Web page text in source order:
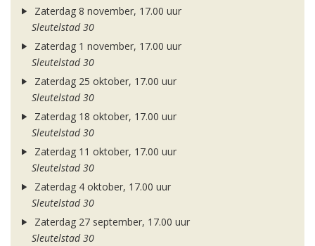
Zaterdag 8 november, 17.00 uur
Sleutelstad 30
Zaterdag 1 november, 17.00 uur
Sleutelstad 30
Zaterdag 25 oktober, 17.00 uur
Sleutelstad 30
Zaterdag 18 oktober, 17.00 uur
Sleutelstad 30
Zaterdag 11 oktober, 17.00 uur
Sleutelstad 30
Zaterdag 4 oktober, 17.00 uur
Sleutelstad 30
Zaterdag 27 september, 17.00 uur
Sleutelstad 30